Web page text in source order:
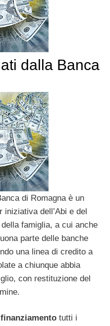
dalla Banca
di Romagna è un
iniziativa dell’Abi e del
famiglia, a cui anche
parte delle banche
una linea di credito a
a chiunque abbia
con restituzione del
tutti i